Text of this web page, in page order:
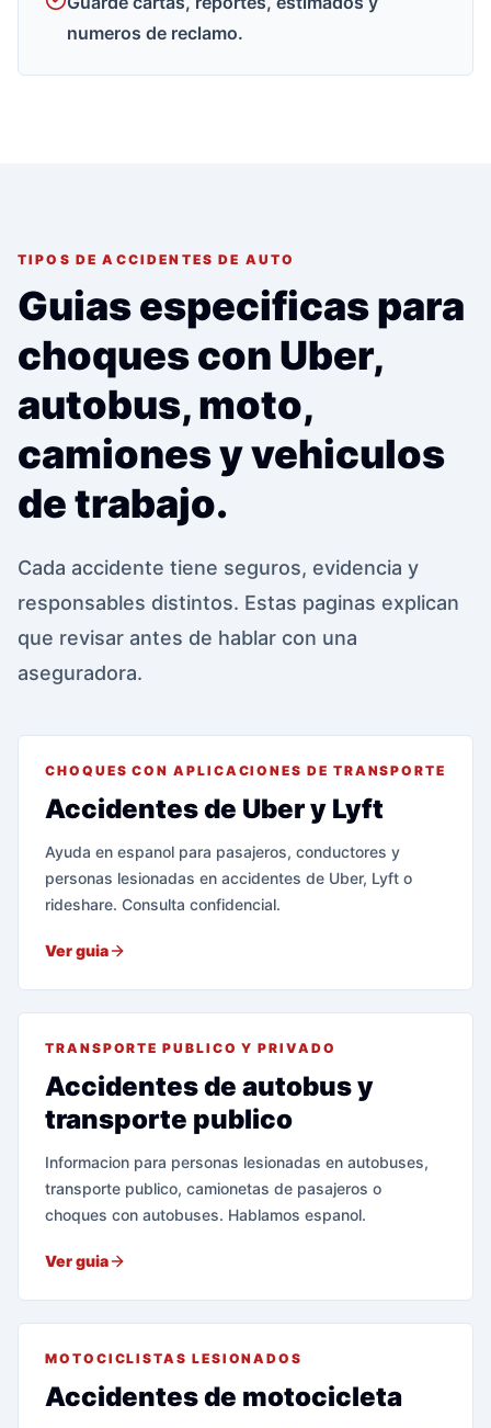
numeros de reclamo.
TIPOS DE ACCIDENTES DE AUTO
Guias especificas para
choques con Uber,
autobus, moto,
camiones y vehiculos
de trabajo.
Cada accidente tiene seguros, evidencia y
responsables distintos. Estas paginas explican
que revisar antes de hablar con una
aseguradora.
CHOQUES CON APLICACIONES DE TRANSPORTE
Accidentes de Uber y Lyft
Ayuda en espanol para pasajeros, conductores y
personas lesionadas en accidentes de Uber, Lyft o
rideshare. Consulta confidencial.
Ver guia
TRANSPORTE PUBLICO Y PRIVADO
Accidentes de autobus y
transporte publico
Informacion para personas lesionadas en autobuses,
transporte publico, camionetas de pasajeros o
choques con autobuses. Hablamos espanol.
Ver guia
MOTOCICLISTAS LESIONADOS
Accidentes de motocicleta